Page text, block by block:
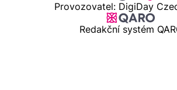
Provozovatel: DigiDay
Redakční systém